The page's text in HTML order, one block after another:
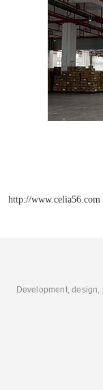
http://www.celia56.com
Development,